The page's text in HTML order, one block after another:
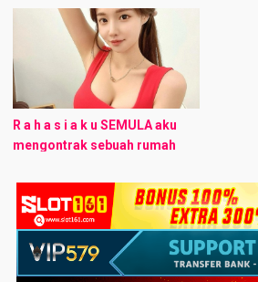
R a h a s i a k u​ SEMULA aku
mengontrak sebuah rumah
sedaerahku, tapi setelah
beberapa bulan aku
mengalami ketidakcocokan ...